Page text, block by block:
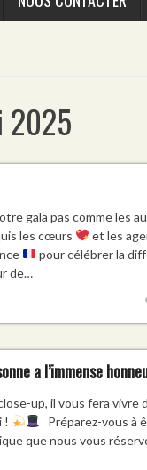
2025
gala pas comme les
les cœurs
et les
pour célébrer la
de…
a l’immense
up, il vous fera
!
Préparez-vous à
que nous vous